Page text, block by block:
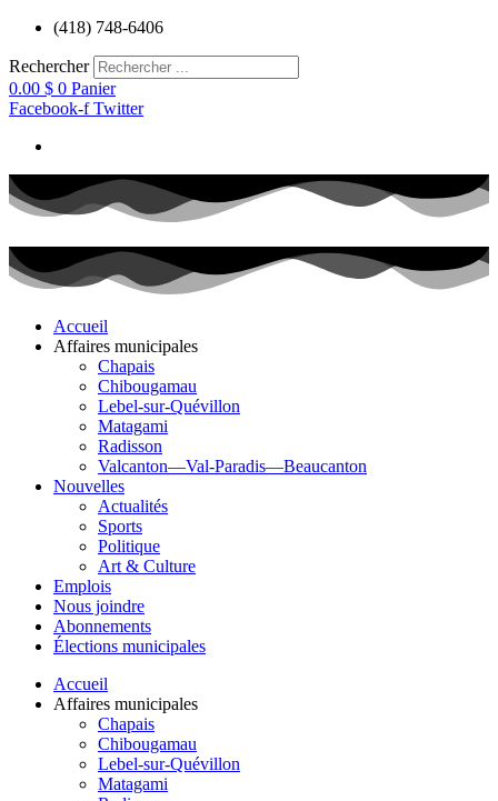
Aller
contenu
(418) 748-6406
Rechercher
0.00 $ 0 Panier
Facebook-f Twitter
Accueil
Affaires municipales
Chapais
Chibougamau
Lebel-sur-Quévillon
Matagami
Radisson
Valcanton—Val-Paradis—Beaucanton
Nouvelles
Actualités
Sports
Politique
Art & Culture
Emplois
Nous joindre
Abonnements
Élections municipales
Accueil
Affaires municipales
Chapais
Chibougamau
Lebel-sur-Quévillon
Matagami